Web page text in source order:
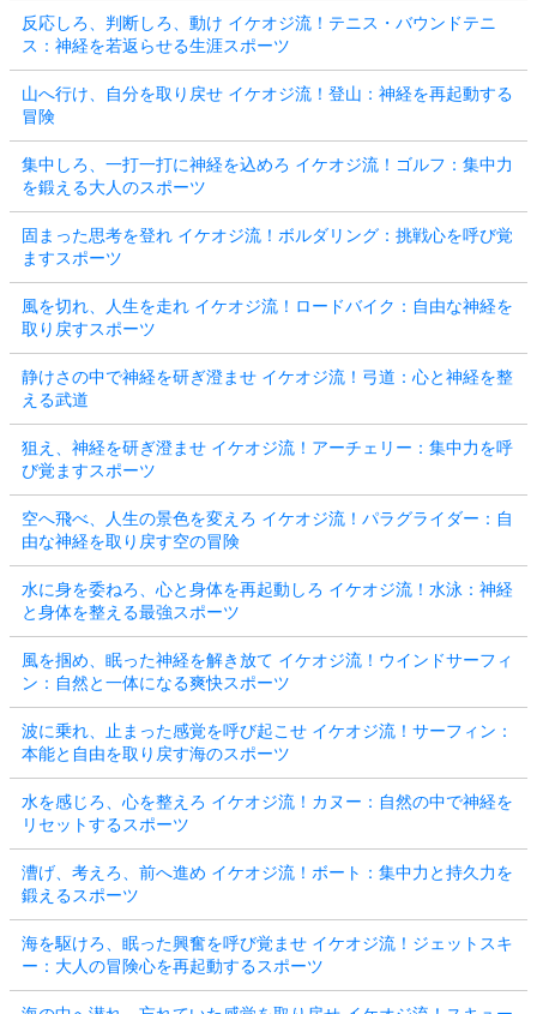
反応しろ、判断しろ、動け イケオジ流！テニス・バウンドテニ
ス：神経を若返らせる生涯スポーツ
山へ行け、自分を取り戻せ イケオジ流！登山：神経を再起動する
冒険
集中しろ、一打一打に神経を込めろ イケオジ流！ゴルフ：集中力
を鍛える大人のスポーツ
固まった思考を登れ イケオジ流！ボルダリング：挑戦心を呼び覚
ますスポーツ
風を切れ、人生を走れ イケオジ流！ロードバイク：自由な神経を
取り戻すスポーツ
静けさの中で神経を研ぎ澄ませ イケオジ流！弓道：心と神経を整
える武道
狙え、神経を研ぎ澄ませ イケオジ流！アーチェリー：集中力を呼
び覚ますスポーツ
空へ飛べ、人生の景色を変えろ イケオジ流！パラグライダー：自
由な神経を取り戻す空の冒険
水に身を委ねろ、心と身体を再起動しろ イケオジ流！水泳：神経
と身体を整える最強スポーツ
風を掴め、眠った神経を解き放て イケオジ流！ウインドサーフィ
ン：自然と一体になる爽快スポーツ
波に乗れ、止まった感覚を呼び起こせ イケオジ流！サーフィン：
本能と自由を取り戻す海のスポーツ
水を感じろ、心を整えろ イケオジ流！カヌー：自然の中で神経を
リセットするスポーツ
漕げ、考えろ、前へ進め イケオジ流！ボート：集中力と持久力を
鍛えるスポーツ
海を駆けろ、眠った興奮を呼び覚ませ イケオジ流！ジェットスキ
ー：大人の冒険心を再起動するスポーツ